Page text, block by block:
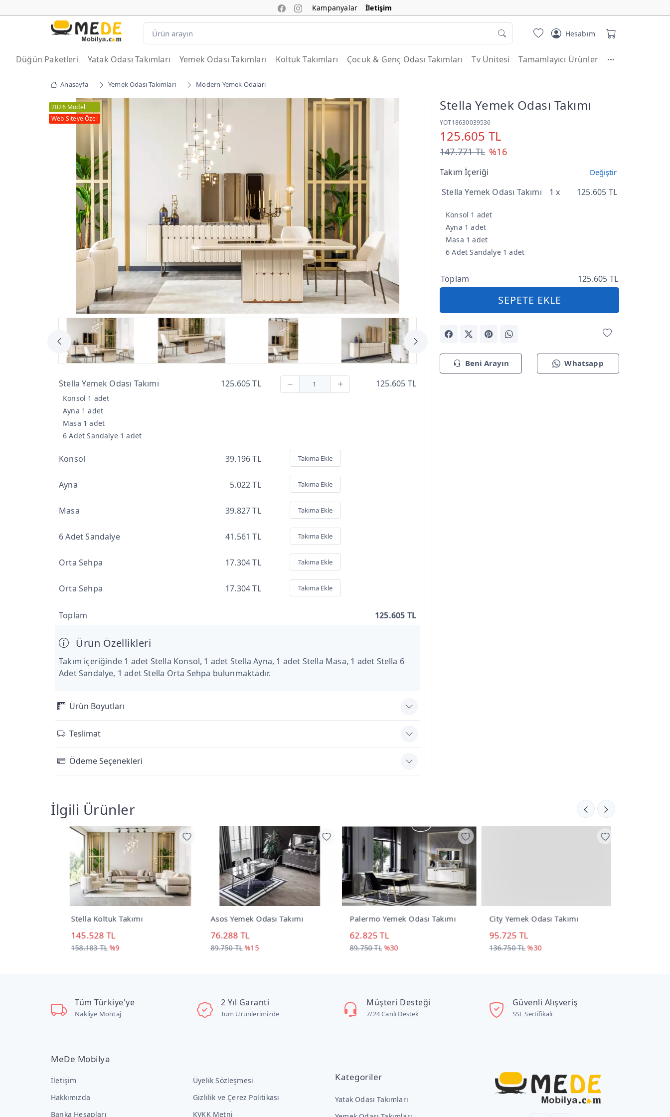
Kampanyalar İletişim
Hesabım
Düğün Paketleri Yatak Odası Takımları Yemek Odası Takımları Koltuk Takımları Çocuk & Genç Odası Takımları Tv Ünitesi Tamamlayıcı Ürünler
Anasayfa Yemek Odası Takımları Modern Yemek Odaları
2026 Model
Web Siteye Özel
Stella Yemek Odası Takımı
YOT18630039536
125.605 TL
147.771 TL %16
Takım İçeriği Değiştir
Stella Yemek Odası Takımı 1 x 125.605 TL
Konsol 1 adet
Ayna 1 adet
Masa 1 adet
6 Adet Sandalye 1 adet
Toplam 125.605 TL
SEPETE EKLE
Beni Arayın Whatsapp
Stella Yemek Odası Takımı
Konsol 1 adet
Ayna 1 adet
Masa 1 adet
6 Adet Sandalye 1 adet
125.605 TL 125.605 TL
Konsol 39.196 TL Takıma Ekle
Ayna 5.022 TL Takıma Ekle
Masa 39.827 TL Takıma Ekle
6 Adet Sandalye 41.561 TL Takıma Ekle
Orta Sehpa 17.304 TL Takıma Ekle
Orta Sehpa 17.304 TL Takıma Ekle
Toplam 125.605 TL
Ürün Özellikleri
Takım içeriğinde 1 adet Stella Konsol, 1 adet Stella Ayna, 1 adet Stella Masa, 1 adet Stella 6
Adet Sandalye, 1 adet Stella Orta Sehpa bulunmaktadır.
Ürün Boyutları
Teslimat
Ödeme Seçenekleri
İlgili Ürünler
Stella Koltuk Takımı
145.528 TL
158.183 TL %9
Asos Yemek Odası Takımı
76.288 TL
89.750 TL %15
Palermo Yemek Odası Takımı
62.825 TL
89.750 TL %30
City Yemek Odası Takımı
95.725 TL
136.750 TL %30
Tüm Türkiye'ye
Nakliye Montaj
2 Yıl Garanti
Tüm Ürünlerimizde
Müşteri Desteği
7/24 Canlı Destek
Güvenli Alışveriş
SSL Sertifikalı
MeDe Mobilya
İletişim
Hakkımızda
Banka Hesapları
Üyelik Sözleşmesi
Gizlilik ve Çerez Politikası
KVKK Metni
Kategoriler
Yatak Odası Takımları